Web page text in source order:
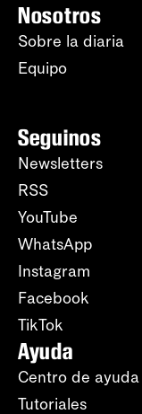
Nosotros
Sobre la diaria
Equipo
Seguinos
Newsletters
RSS
YouTube
WhatsApp
Instagram
Facebook
TikTok
Ayuda
Centro de ayuda
Tutoriales